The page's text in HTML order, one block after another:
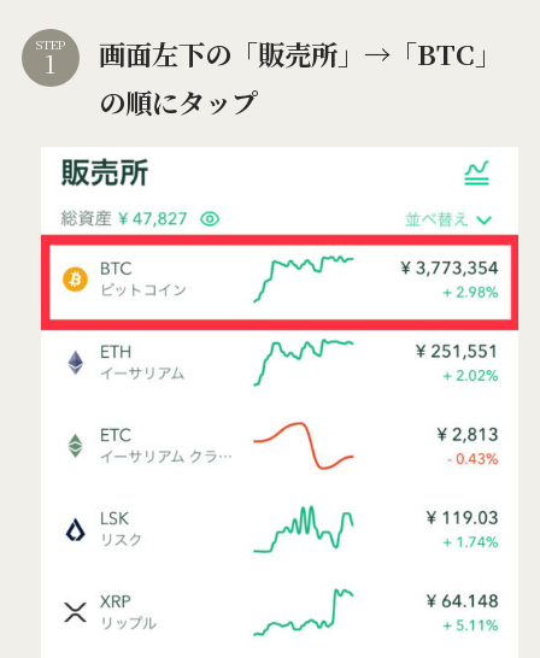
STEP
画面左下の「販売所」→「BTC」
の順にタップ